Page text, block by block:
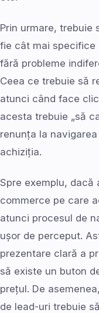
Prin urmare, trebuie
fie cât mai
fără probleme
Ceea ce trebuie să
atunci când face
acesta trebuie „să
renunța la
achiziția.
Spre exemplu, dacă
commerce pe care
atunci procesul de
ușor de perceput.
prezentare clară a
să existe un buton
prețul. De
de lead-uri trebuie